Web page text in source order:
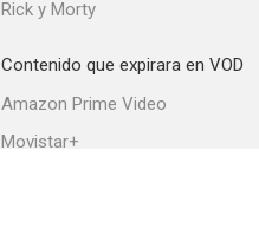
Rick y Morty
Contenido que expirara en VOD
Amazon Prime Video
Movistar+